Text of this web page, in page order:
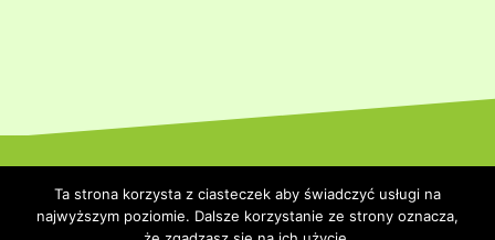
Themeisle.
Ta strona korzysta z ciasteczek aby świadczyć usługi na
najwyższym poziomie. Dalsze korzystanie ze strony oznacza,